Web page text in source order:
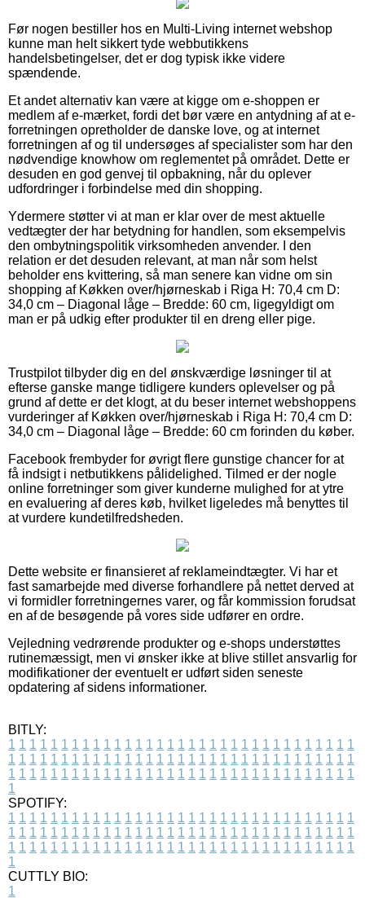
Før nogen bestiller hos en Multi-Living internet webshop
kunne man helt sikkert tyde webbutikkens
handelsbetingelser, det er dog typisk ikke videre
spændende.
Et andet alternativ kan være at kigge om e-shoppen er
medlem af e-mærket, fordi det bør være en antydning af at e-
forretningen opretholder de danske love, og at internet
forretningen af og til undersøges af specialister som har den
nødvendige knowhow om reglementet på området. Dette er
desuden en god genvej til opbakning, når du oplever
udfordringer i forbindelse med din shopping.
Ydermere støtter vi at man er klar over de mest aktuelle
vedtægter der har betydning for handlen, som eksempelvis
den ombytningspolitik virksomheden anvender. I den
relation er det desuden relevant, at man når som helst
beholder ens kvittering, så man senere kan vidne om sin
shopping af Køkken over/hjørneskab i Riga H: 70,4 cm D:
34,0 cm – Diagonal låge – Bredde: 60 cm, ligegyldigt om
man er på udkig efter produkter til en dreng eller pige.
Trustpilot tilbyder dig en del ønskværdige løsninger til at
efterse ganske mange tidligere kunders oplevelser og på
grund af dette er det klogt, at du beser internet webshoppens
vurderinger af Køkken over/hjørneskab i Riga H: 70,4 cm D:
34,0 cm – Diagonal låge – Bredde: 60 cm forinden du køber.
Facebook frembyder for øvrigt flere gunstige chancer for at
få indsigt i netbutikkens pålidelighed. Tilmed er der nogle
online forretninger som giver kunderne mulighed for at ytre
en evaluering af deres køb, hvilket ligeledes må benyttes til
at vurdere kundetilfredsheden.
Dette website er finansieret af reklameindtægter. Vi har et
fast samarbejde med diverse forhandlere på nettet derved at
vi formidler forretningernes varer, og får kommission forudsat
en af de besøgende på vores side udfører en ordre.
Vejledning vedrørende produkter og e-shops understøttes
rutinemæssigt, men vi ønsker ikke at blive stillet ansvarlig for
modifikationer der eventuelt er udført siden seneste
opdatering af sidens informationer.
BITLY:
1 1 1 1 1 1 1 1 1 1 1 1 1 1 1 1 1 1 1 1 1 1 1 1 1 1 1 1 1 1 1 1 1
1 1 1 1 1 1 1 1 1 1 1 1 1 1 1 1 1 1 1 1 1 1 1 1 1 1 1 1 1 1 1 1 1
1 1 1 1 1 1 1 1 1 1 1 1 1 1 1 1 1 1 1 1 1 1 1 1 1 1 1 1 1 1 1 1 1
1
SPOTIFY:
1 1 1 1 1 1 1 1 1 1 1 1 1 1 1 1 1 1 1 1 1 1 1 1 1 1 1 1 1 1 1 1 1
1 1 1 1 1 1 1 1 1 1 1 1 1 1 1 1 1 1 1 1 1 1 1 1 1 1 1 1 1 1 1 1 1
1 1 1 1 1 1 1 1 1 1 1 1 1 1 1 1 1 1 1 1 1 1 1 1 1 1 1 1 1 1 1 1 1
1
CUTTLY BIO:
1